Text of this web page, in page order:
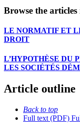
Browse the articles
LE NORMATIF ET
DROIT
L’HYPOTHÈSE DU
LES SOCIÉTÉS
Article outline
Back to top
Full text (PDF)